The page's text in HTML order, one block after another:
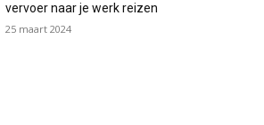
vervoer naar je werk reizen
25 maart 2024